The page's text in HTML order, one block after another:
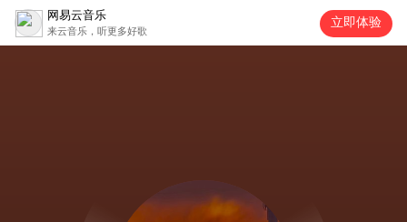
网易云音乐
来云音乐，听更多好歌
立即体验